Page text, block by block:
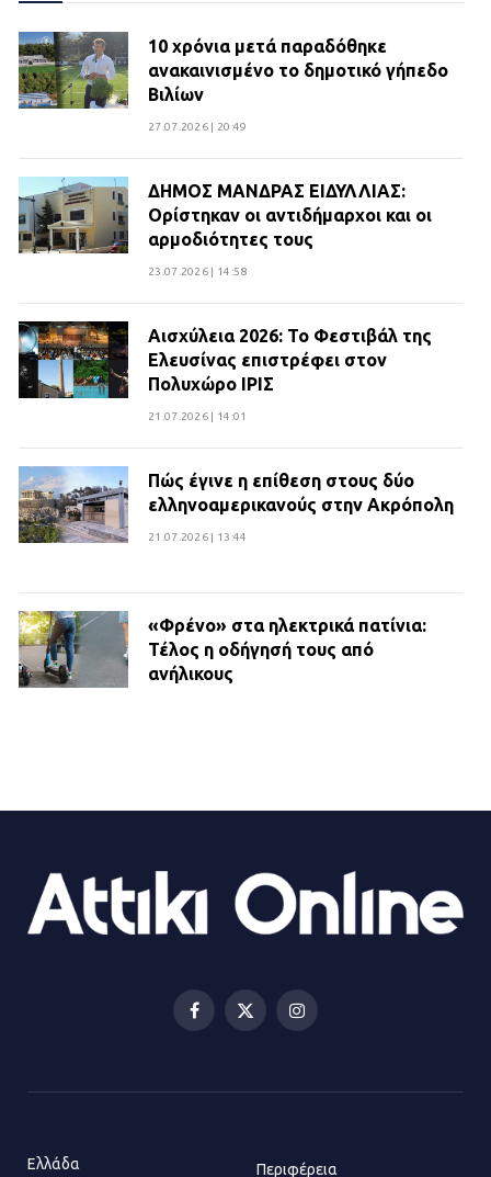
10 χρόνια μετά παραδόθηκε
ανακαινισμένο το δημοτικό γήπεδο
Βιλίων
27.07.2026 | 20:49
ΔΗΜΟΣ ΜΑΝΔΡΑΣ ΕΙΔΥΛΛΙΑΣ:
Ορίστηκαν οι αντιδήμαρχοι και οι
αρμοδιότητες τους
23.07.2026 | 14:58
Αισχύλεια 2026: Το Φεστιβάλ της
Ελευσίνας επιστρέφει στον
Πολυχώρο ΙΡΙΣ
21.07.2026 | 14:01
Πώς έγινε η επίθεση στους δύο
ελληνοαμερικανούς στην Ακρόπολη
21.07.2026 | 13:44
«Φρένο» στα ηλεκτρικά πατίνια:
Τέλος η οδήγησή τους από
ανήλικους
Βριλήσσια: Αυτοκίνητο έσπασε
τζαμαρία και μπήκε μέσα σε μαγαζί
Facebook
X
Instagram
Ελλάδα Περιφέρεια